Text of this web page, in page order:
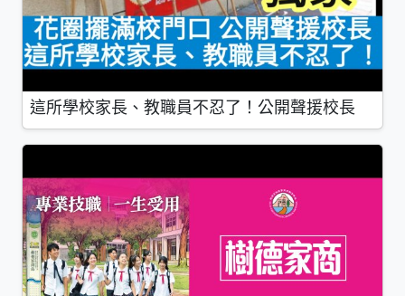
這所學校家長、教職員不忍了！公開聲援校長